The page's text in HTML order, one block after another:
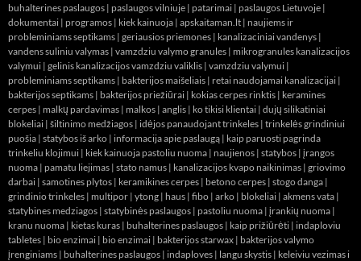
buhalterines paslaugos | paslaugos vilniuje | patarimai | paslaugos Lietuvoje |
dokumentai | programos | kiek kainuoja | apskaitaman.lt | naujiems ir
probleminiams septikams | geriausios priemones | kanalizaciniai vandenys |
vandens suliniu valymas | vamzdziu valymo granules | mikrogranules kanalizacijos
valymui | gelinis kanalizacijos vamzdziu valiklis | vamzdziu valymui |
probleminiams septikams | bakterijos maišeliais | retai naudojamai kanalizacijai |
bakterijos septikams | bakterijos priežiūrai | kokias cerpes rinktis | keramines
cerpes | malkų pardavimas | malkos | anglis | ko tikisi klientai | dujų silikatiniai
blokeliai | šiltinimo medžiagos | idėjos panaudojant trinkeles | trinkelės grindiniui
puošia | statybos iš arko | informacija apie paslaugą | kaip paruosti pagrinda
trinkeliu klojimui | kiek kainuoja pastoliu nuoma | naujienos | statybos | įrangos
nuoma | pamatu liejimas | stato namus | kanalizacijos kvapo naikinimas | griovimo
darbai | samotines plytos | keramikines cerpes | betono cerpes | stogo danga |
grindinio trinkeles | multipor | ytong | haus | fibo | arko | blokeliai | akmens vata |
statybines medziagos | statybinės paslaugos | pastoliu nuoma | įrankių nuoma |
kranu nuoma | kietas kuras | buhalterines paslaugos | kaip prižiūrėti | indaploviu
tabletes | bio enzimai | bio enzimai | bakterijos starwax | bakterijos valymo
įrenginiams | buhalterines paslaugos | indaploves | langu skystis | keleiviu vezimas i